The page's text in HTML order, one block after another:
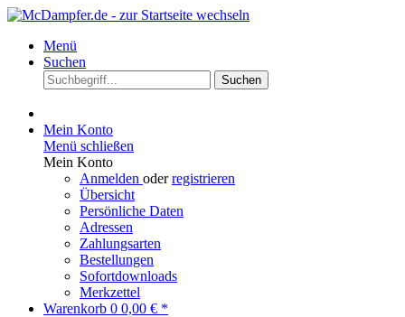
Menü
Suchen
Suchen
Mein Konto
Menü schließen
Mein Konto
Anmelden oderregistrieren
Übersicht
Persönliche Daten
Adressen
Zahlungsarten
Bestellungen
Sofortdownloads
Merkzettel
Warenkorb 0 0,00 € *